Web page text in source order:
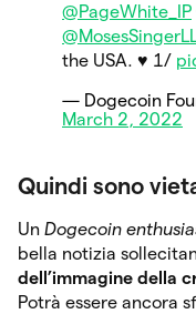
@PageWhite_IP
the USA. ♥️ 1/
— Dogecoin
March 2, 2022
Quindi sono
Un Dogecoin
bella notizia
dell’immagine della
Potrà essere ancora